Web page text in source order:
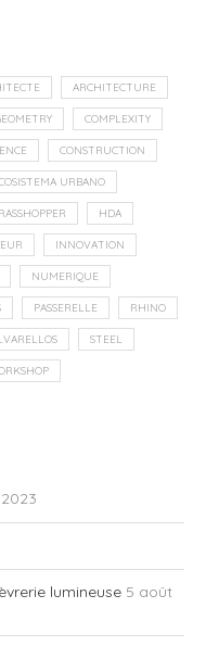
ARCHITECTURE
COMPLEXITY
CONSTRUCTION
URBANO
HDA
INNOVATION
NUMERIQUE
PASSERELLE RHINO
STEEL
lumineuse 5 août